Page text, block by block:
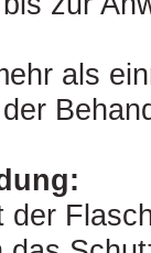
als
der